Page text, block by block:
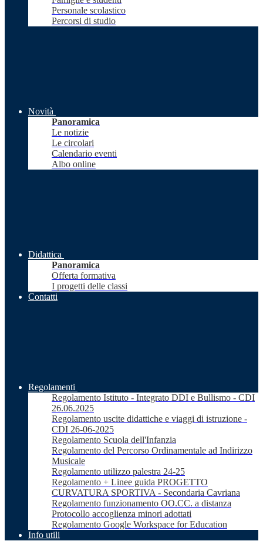
Personale scolastico
Percorsi di studio
Novità
Panoramica
Le notizie
Le circolari
Calendario eventi
Albo online
Didattica
Panoramica
Offerta formativa
I progetti delle classi
Contatti
Regolamenti
Regolamento Istituto - Integrato DDI e Bullismo - CDI
26.06.2025
Regolamento uscite didattiche e viaggi di istruzione -
CDI 26-06-2025
Regolamento Scuola dell'Infanzia
Regolamento del Percorso Ordinamentale ad Indirizzo
Musicale
Regolamento utilizzo palestra 24-25
Regolamento + Linee guida PROGETTO
CURVATURA SPORTIVA - Secondaria Cavriana
Regolamento funzionamento OO.CC. a distanza
Protocollo accoglienza minori adottati
Regolamento Google Workspace for Education
Info utili